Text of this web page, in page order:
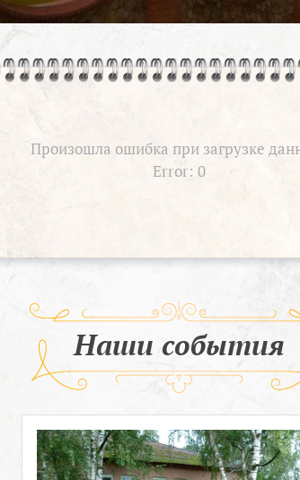
Произошла ошибка при загрузке
Error: 0
Наши события